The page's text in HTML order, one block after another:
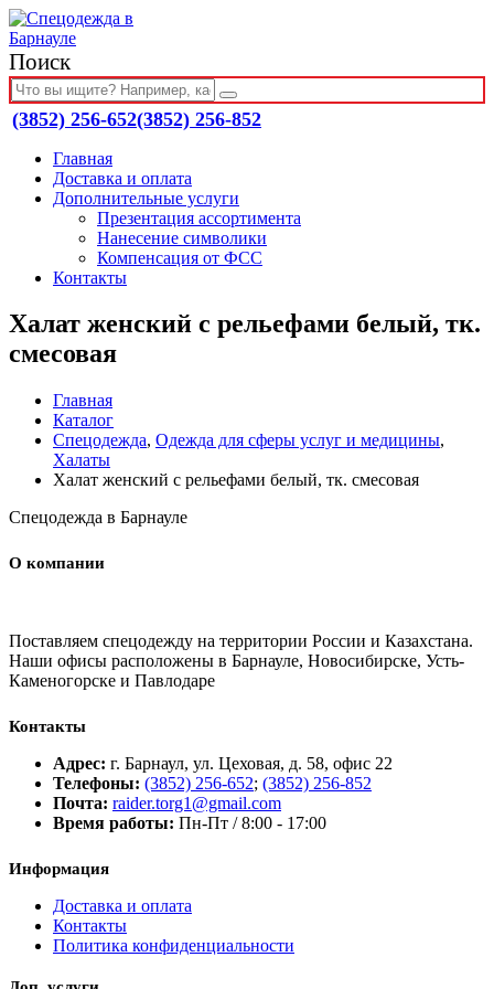
Поиск
(3852) 256-652(3852) 256-852
Главная
Доставка и оплата
Дополнительные услуги
Презентация ассортимента
Нанесение символики
Компенсация от ФСС
Контакты
Халат женский с рельефами белый, тк.
смесовая
Главная
Каталог
Спецодежда, Одежда для сферы услуг и медицины,
Халаты
Халат женский с рельефами белый, тк. смесовая
Спецодежда в Барнауле
О компании
Поставляем спецодежду на территории России и Казахстана.
Наши офисы расположены в Барнауле, Новосибирске, Усть-
Каменогорске и Павлодаре
Контакты
Адрес: г. Барнаул, ул. Цеховая, д. 58, офис 22
Телефоны: (3852) 256-652; (3852) 256-852
Почта: raider.torg1@gmail.com
Время работы: Пн-Пт / 8:00 - 17:00
Информация
Доставка и оплата
Контакты
Политика конфиденциальности